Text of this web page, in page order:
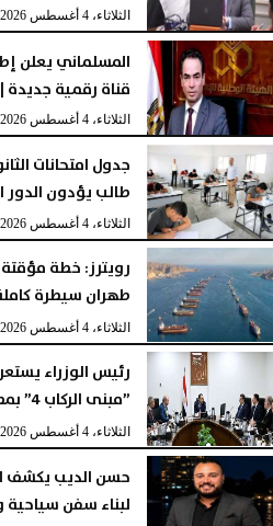
الثلاثاء، 4 أغسطس 2026
المسلماني يعلن
قناة رقمية
الثلاثاء، 4 أغسطس 2026
طالب يؤدون الدور
الثلاثاء، 4 أغسطس 2026
رويترز: خطة
طهران سيطرة
الثلاثاء، 4 أغسطس 2026
رئيس الوزراء
”مبنى الركاب 4” بمطار القاهرة الدولي
الثلاثاء، 4 أغسطس 2026
لبناء سفن سياحية